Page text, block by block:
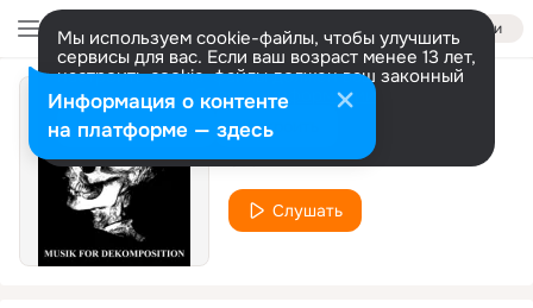
Войти
Мы используем cookie-файлы, чтобы улучшить
сервисы для вас. Если ваш возраст менее 13 лет,
настроить cookie-файлы должен ваш законный
представитель. Больше информации
Разрешить все Настроить
Dekomposition II
Subklinik
Слушать
Информация о контенте
на платформе — здесь